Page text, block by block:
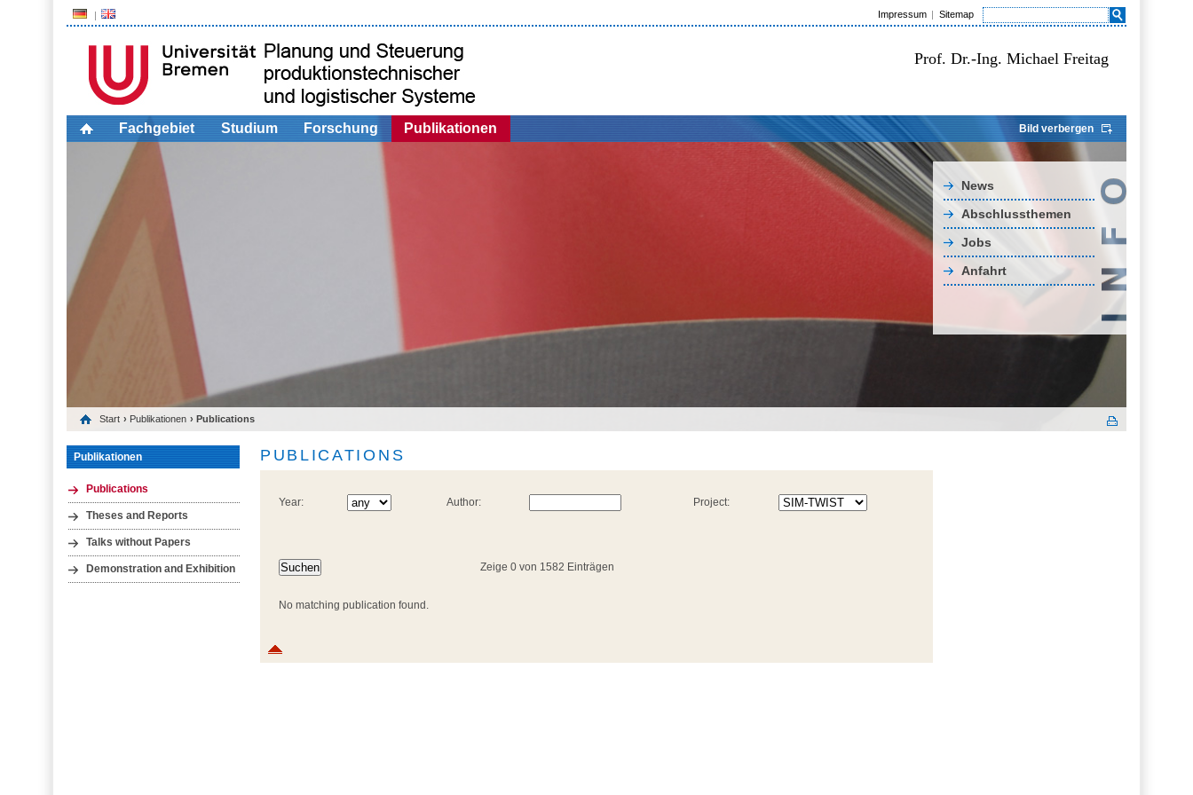
Impressum Sitemap
Prof. Dr.-Ing. Michael Freitag
Fachgebiet Studium Forschung Publikationen Bild verbergen
News
Abschlussthemen
Jobs
Anfahrt
Start › Publikationen › Publications
Publikationen
Publications
Theses and Reports
Talks without Papers
Demonstration and Exhibition
PUBLICATIONS
Year: Author: Project:
Zeige 0 von 1582 Einträgen
No matching publication found.